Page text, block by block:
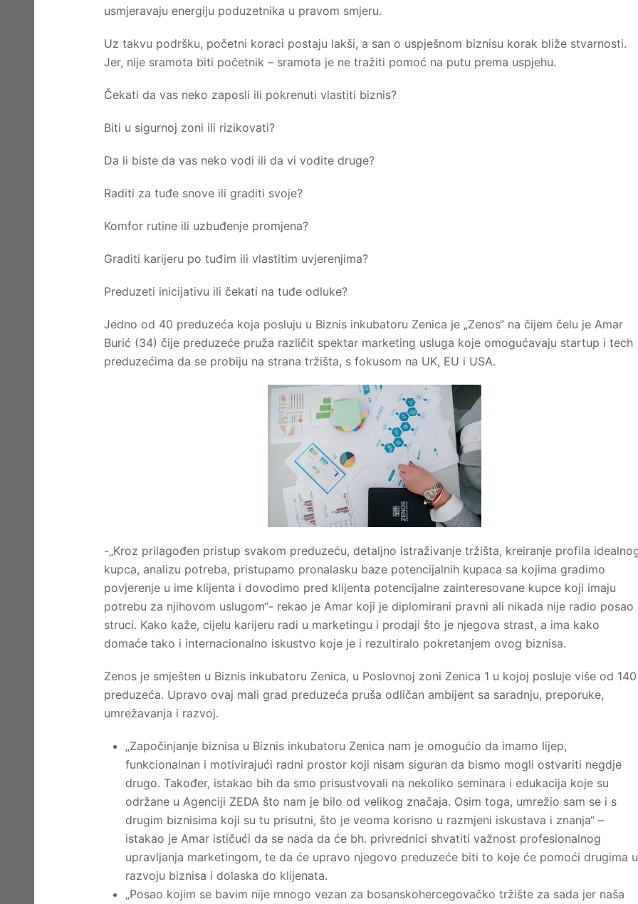
usmjeravaju energiju poduzetnika u pravom smjeru.
Uz takvu podršku, početni koraci postaju lakši, a san o uspješnom biznisu korak bliže stvarnosti.
Jer, nije sramota biti početnik – sramota je ne tražiti pomoć na putu prema uspjehu.
Čekati da vas neko zaposli ili pokrenuti vlastiti biznis?
Biti u sigurnoj zoni ili rizikovati?
Da li biste da vas neko vodi ili da vi vodite druge?
Raditi za tuđe snove ili graditi svoje?
Komfor rutine ili uzbuđenje promjena?
Graditi karijeru po tuđim ili vlastitim uvjerenjima?
Preduzeti inicijativu ili čekati na tuđe odluke?
Jedno od 40 preduzeća koja posluju u Biznis inkubatoru Zenica je „Zenos“ na čijem čelu je Amar
Burić (34) čije preduzeće pruža različit spektar marketing usluga koje omogućavaju startup i tech
preduzećima da se probiju na strana tržišta, s fokusom na UK, EU i USA.
-„Kroz prilagođen pristup svakom preduzeću, detaljno istraživanje tržišta, kreiranje profila
kupca, analizu potreba, pristupamo pronalasku baze potencijalnih kupaca sa kojima gradimo
povjerenje u ime klijenta i dovodimo pred klijenta potencijalne zainteresovane kupce koji imaju
potrebu za njihovom uslugom“- rekao je Amar koji je diplomirani pravni ali nikada nije radio posao
struci. Kako kaže, cijelu karijeru radi u marketingu i prodaji što je njegova strast, a ima kako
domaće tako i internacionalno iskustvo koje je i rezultiralo pokretanjem ovog biznisa.
Zenos je smješten u Biznis inkubatoru Zenica, u Poslovnoj zoni Zenica 1 u kojoj posluje više od 140
preduzeća. Upravo ovaj mali grad preduzeća pruša odličan ambijent sa saradnju, preporuke,
umrežavanja i razvoj.
„Započinjanje biznisa u Biznis inkubatoru Zenica nam je omogućio da imamo lijep,
funkcionalnan i motivirajući radni prostor koji nisam siguran da bismo mogli ostvariti negdje
drugo. Također, istakao bih da smo prisustvovali na nekoliko seminara i edukacija koje su
održane u Agenciji ZEDA što nam je bilo od velikog značaja. Osim toga, umrežio sam se i s
drugim biznisima koji su tu prisutni, što je veoma korisno u razmjeni iskustava i znanja“ –
istakao je Amar ističući da se nada da će bh. privrednici shvatiti važnost profesionalnog
upravljanja marketingom, te da će upravo njegovo preduzeće biti to koje će pomoći drugima u
razvoju biznisa i dolaska do klijenata.
„Posao kojim se bavim nije mnogo vezan za bosanskohercegovačko tržište za sada jer naša